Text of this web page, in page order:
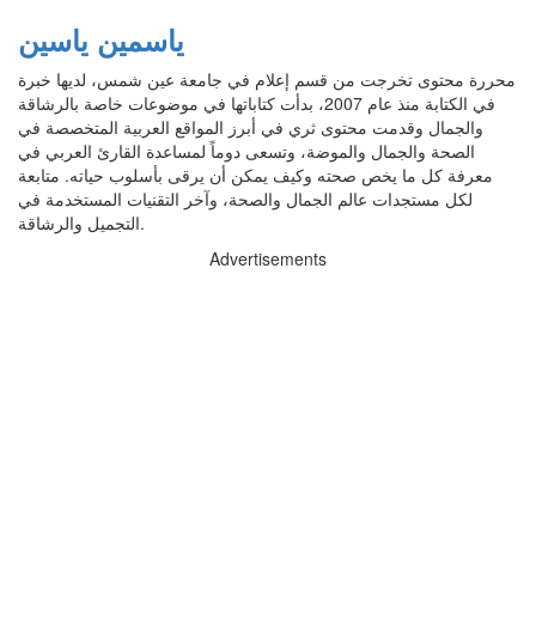
ياسمين ياسين
محررة محتوى تخرجت من قسم إعلام في جامعة عين شمس، لديها خبرة
في الكتابة منذ عام 2007، بدأت كتاباتها في موضوعات خاصة بالرشاقة
والجمال وقدمت محتوى ثري في أبرز المواقع العربية المتخصصة في
الصحة والجمال والموضة، وتسعى دوماً لمساعدة القارئ العربي في
معرفة كل ما يخص صحته وكيف يمكن أن يرقى بأسلوب حياته. متابعة
لكل مستجدات عالم الجمال والصحة، وآخر التقنيات المستخدمة في
التجميل والرشاقة.
Advertisements